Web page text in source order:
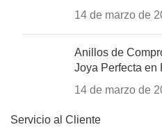
14 de marzo de
Anillos de
Joya Perfecta en
14 de marzo de
Servicio al Cliente